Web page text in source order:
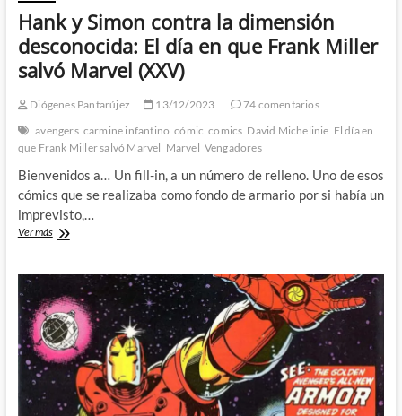
Hank y Simon contra la dimensión
desconocida: El día en que Frank Miller
salvó Marvel (XXV)
Diógenes Pantarújez 13/12/2023
74 comentarios
avengers carmine infantino cómic comics David Michelinie El día en
que Frank Miller salvó Marvel Marvel Vengadores
Bienvenidos a… Un fill-in, a un número de relleno. Uno de esos
cómics que se realizaba como fondo de armario por si había un
imprevisto,…
Ver másHank
contra
la
dimensión
desconocida:
El
día
Frank